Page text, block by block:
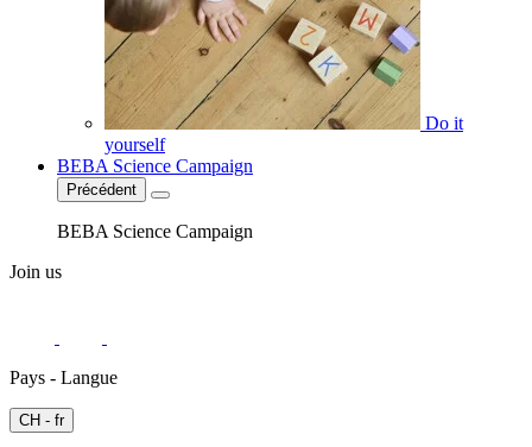
Do it
yourself
BEBA Science Campaign
Précédent
BEBA Science Campaign
Join us
Pays - Langue
CH - fr